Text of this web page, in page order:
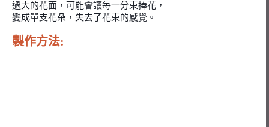
過大的花面，可能會讓每一分束捧花，
變成單支花朵， 失去了花束的感覺。
製作方法: